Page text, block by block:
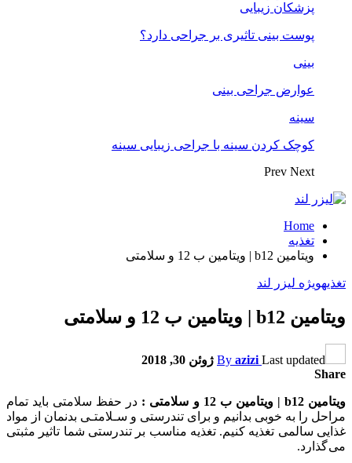
پزشکان زیبایی
پوست بینی تاثیری بر جراحی دارد؟
بینی
عوارض جراحی بینی
سینه
کوچک کردن سینه با جراحی زیبایی سینه
Prev Next
Home
تغذیه
ویتامین b12 | ویتامین ب 12 و سلامتی
تغذیهویژه لیزر لند
ویتامین b12 | ویتامین ب 12 و سلامتی
By azizi Last updated
ژوئن 30, 2018
Share
ویتامین b12 | ویتامین ب 12 و سلامتی :
در حفظ سلامتی باید تمام
مراحل را به خوبی بدانیم و برای تندرستی و سـلامتـی بدنمان از مواد
غذایی سالمی تغذیه کنیم. تغذیه مناسب بر تندرستی شما تاثیر مثبتی
می گذارد.